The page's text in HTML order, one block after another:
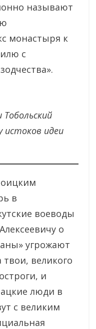
называют
монастыря к
с
идеи
в
воеводы
о
угрожают
великого
и
люди в
с великим